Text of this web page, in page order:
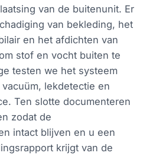
van de buitenunit. Er
van bekleding, het
en het afdichten van
stof en vocht buiten te
testen we het systeem
lekdetectie en
Ten slotte documenteren
zodat de
intact blijven en u een
krijgt van de